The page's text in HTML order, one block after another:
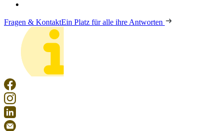
Fragen & KontaktEin Platz für alle ihre Antworten